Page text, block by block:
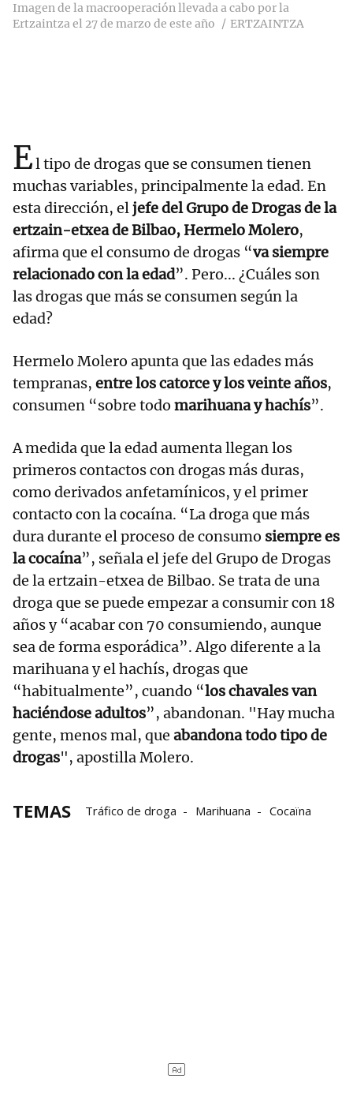
Imagen de la macrooperación llevada a cabo por la
Ertzaintza el 27 de marzo de este año
ERTZAINTZA
El tipo de drogas que se consumen tienen
muchas variables, principalmente la edad. En
esta dirección, eljefe del Grupo de Drogas de la
ertzain-etxea de Bilbao, Hermelo Molero,
afirma que el consumo de drogas “va siempre
relacionado con la edad”. Pero... ¿Cuáles son
las drogas que más se consumen según la
edad?
Hermelo Molero apunta que las edades más
tempranas, entre los catorce y los veinte años,
consumen “sobre todo marihuana y hachís”.
A medida que la edad aumenta llegan los
primeros contactos con drogas más duras,
como derivados anfetamínicos, y el primer
contacto con la cocaína. “La droga que más
dura durante el proceso de consumo siempre es
la cocaína”, señala el jefe del Grupo de Drogas
de la ertzain-etxea de Bilbao. Se trata de una
droga que se puede empezar a consumir con 18
años y “acabar con 70 consumiendo, aunque
sea de forma esporádica”. Algo diferente a la
marihuana y el hachís, drogas que
“habitualmente”, cuando “los chavales van
haciéndose adultos”, abandonan. "Hay mucha
gente, menos mal, que abandona todo tipo de
drogas", apostilla Molero.
TEMAS Tráfico de droga Marihuana Cocaïna